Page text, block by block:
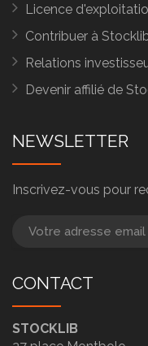
Licence
Contribuer à
Relations
Devenir affilié de
NEWSLETTER
Inscrivez-vous pour
CONTACT
STOCKLIB